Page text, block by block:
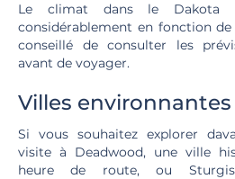
Le climat dans le Dakota
considérablement en fonction
conseillé de consulter les
avant de voyager.
Villes environnantes
Si vous souhaitez explorer
visite à Deadwood, une ville
heure de route, ou